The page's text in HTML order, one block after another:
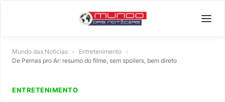
Mundo das Notícias » Entretenimento »
De Pernas pro Ar: resumo do filme, sem spoilers, bem direto
ENTRETENIMENTO